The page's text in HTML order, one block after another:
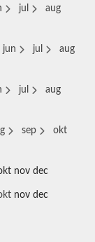
jul
aug
jun jul
aug
jul
aug
sep
okt
nov dec
nov dec